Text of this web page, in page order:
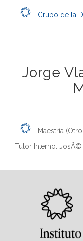
Grupo de la
Jorge
Maestría
Tutor Interno: JosÃ©